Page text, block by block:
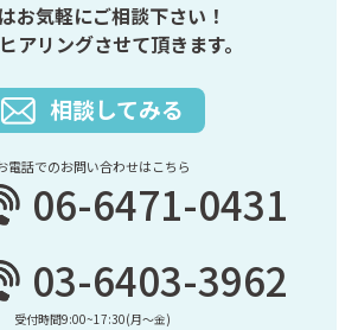
お気軽にご相談下さい！
アリングさせて頂きます。
相談してみる
電話でのお問い合わせはこちら
06-6471-0431
03-6403-3962
受付時間9:00~17:30(月〜金)